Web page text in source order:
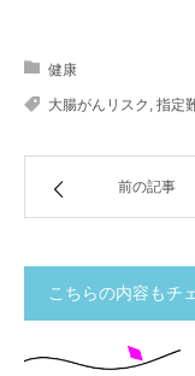
健康
大腸がんリスク , 指定
前の記事
こちらの内容もチ